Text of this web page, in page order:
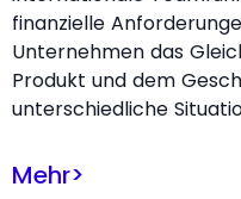
finanzielle
Unternehmen das
Produkt und dem
unterschiedliche
Mehr>